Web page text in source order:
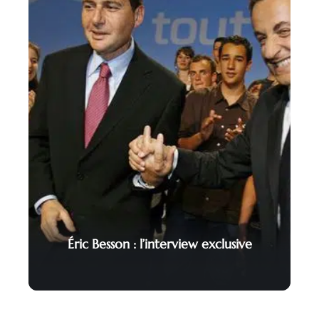
Éric Besson : l’interview exclusive